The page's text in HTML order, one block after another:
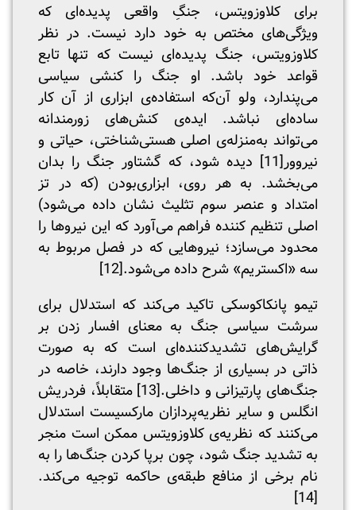
برای کلاوزویتس، جنگِ واقعی پدیده‌ای که
ویژگی‌‌های مختص به‌ خود دارد نیست. در نظر
کلاوزویتس، جنگ پدیده‌ای نیست که تنها تابع
قواعد خود باشد. او جنگ را کنشی سیاسی
می‌پندارد، ولو آن‌که استفاده‌ی ابزاری از آن کار
ساده‌ای نباشد. ایده‌ی کنش‌های زورمندانه
می‌تواند به‌منزله‌ی اصلی هستی‌شناختی، حیاتی و
نیرو‌ور[11]
دیده شود، که گشتاور جنگ را بدان
می‌بخشد. به هر روی، ابزاری‌بودن (که در تز
امتداد و عنصر سوم تثلیث نشان داده می‌شود)
اصلی تنظیم کننده‌ فراهم می‌آورد که این نیروها را
محدود می‌سازد؛ نیروهایی که در فصل مربوط به
سه «اکستریم» شرح داده می‌شود.[12]
تیمو پانکاکوسکی تاکید می‌کند که استدلال برای
سرشت سیاسی جنگ به معنای افسار زدن بر
گرایش‌های تشدیدکننده‌ای است که به صورت
ذاتی در بسیاری از جنگ‌ها وجود دارند، خاصه در
جنگ‌های پارتیزانی و داخلی.[13]
متقابلاً، فردریش
انگلس و سایر نظریه‌پردازان مارکسیست استدلال
می‌کنند که نظریه‌ی کلاوزویتس ممکن است منجر
به تشدید جنگ شود، چون برپا کردن جنگ‌ها را به
نام برخی از منافع طبقه‌ی حاکمه توجیه می‌کند.
[14]